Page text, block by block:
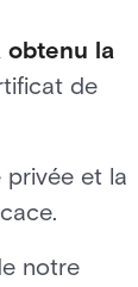
obtenu la
de
et la
notre